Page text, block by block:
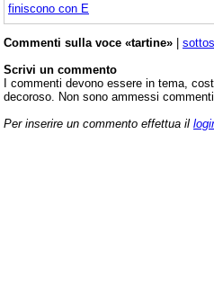
finiscono con E
Commenti sulla voce «tartine» |
Scrivi un commento
I commenti devono essere in tema,
decoroso. Non sono ammessi
Per inserire un commento effettua il